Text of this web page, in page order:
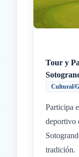
Tour y
Cultural/
Participa
deportivo
tradición.